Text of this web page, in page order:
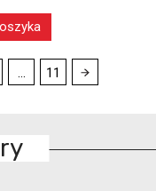
... 11